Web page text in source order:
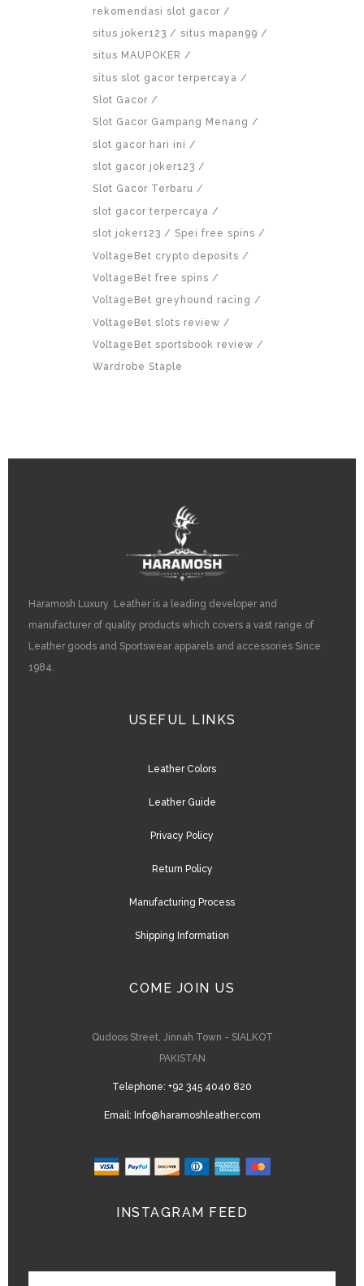
rekomendasi slot gacor
situs joker123
situs mapan99
situs MAUPOKER
situs slot gacor terpercaya
Slot Gacor
Slot Gacor Gampang Menang
slot gacor hari ini
slot gacor joker123
Slot Gacor Terbaru
slot gacor terpercaya
slot joker123
Spei free spins
VoltageBet crypto deposits
VoltageBet free spins
VoltageBet greyhound racing
VoltageBet slots review
VoltageBet sportsbook review
Wardrobe Staple
Haramosh Luxury Leather is a leading developer and
manufacturer of quality products which covers a vast range of
Leather goods and Sportswear apparels and accessories Since
1984.
USEFUL LINKS
Leather Colors
Leather Guide
Privacy Policy
Return Policy
Manufacturing Process
Shipping Information
COME JOIN US
Qudoos Street, Jinnah Town - SIALKOT
PAKISTAN
Telephone: +92 345 4040 820
Email: Info@haramoshleather.com
INSTAGRAM FEED